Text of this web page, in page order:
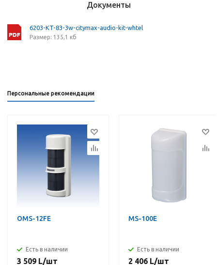
Документы
6203-KT-83-3w-citymax-audio-kit-whtel
Размер: 135,1 кб
Персональные рекомендации
OMS-12FE
Есть в наличии
3 509 L/шт
MS-100E
Есть в наличии
2 406 L/шт